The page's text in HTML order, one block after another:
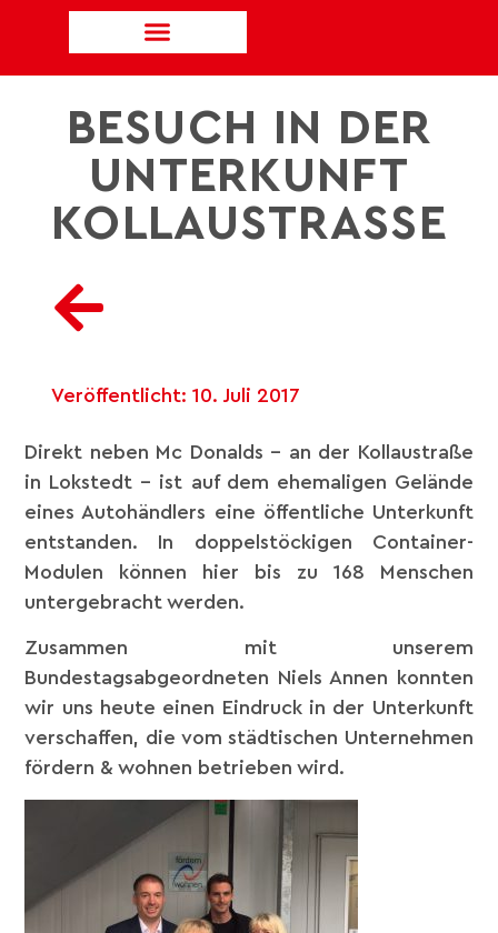
BESUCH IN DER
UNTERKUNFT
KOLLAUSTRASSE
Veröffentlicht: 10. Juli 2017
Direkt neben Mc Donalds – an der Kollaustraße
in Lokstedt – ist auf dem ehemaligen Gelände
eines Autohändlers eine öffentliche Unterkunft
entstanden. In doppelstöckigen Container-
Modulen können hier bis zu 168 Menschen
untergebracht werden.
Zusammen mit unserem
Bundestagsabgeordneten Niels Annen konnten
wir uns heute einen Eindruck in der Unterkunft
verschaffen, die vom städtischen Unternehmen
fördern & wohnen betrieben wird.